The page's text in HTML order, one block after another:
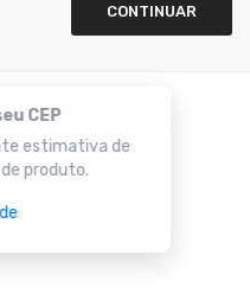
CEP
estimativa de
produto.
CONTINUAR